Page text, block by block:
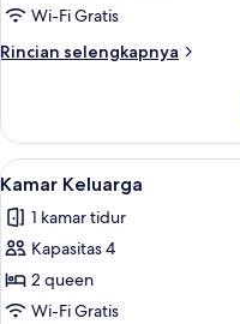
TripleWi-Fi Gratis
Rincian selengkapnya
Rincian
Kamar
Triple
Lihat
semua
foto
untuk
Kamar
Keluarga
5
Kamar Keluarga
1 kamar tidur
Kapasitas 4
2 queen
Wi-Fi Gratis